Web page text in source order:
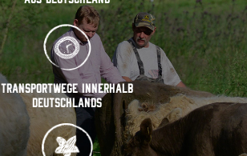
Transportwege innerhalb
Deutschlands